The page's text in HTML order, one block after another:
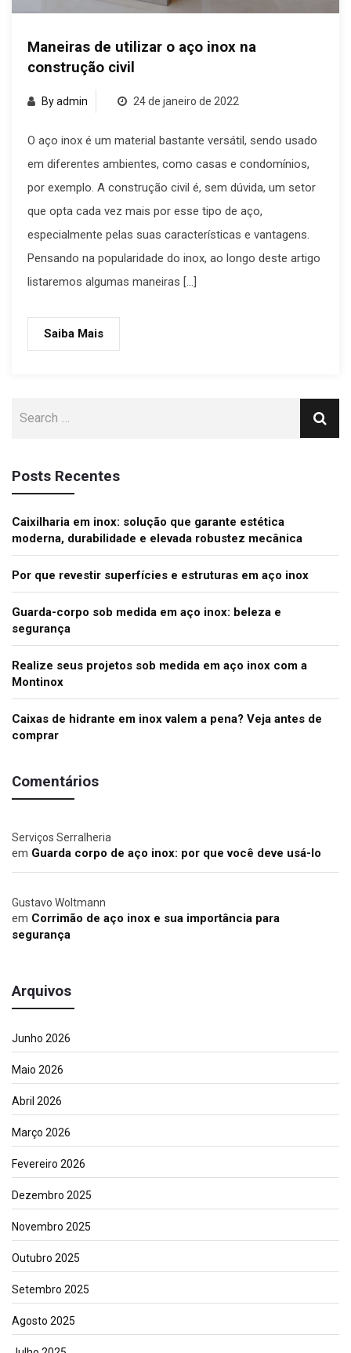
Maneiras de utilizar o aço inox na
construção civil
By admin 24 de janeiro de 2022
O aço inox é um material bastante versátil, sendo usado
em diferentes ambientes, como casas e condomínios,
por exemplo. A construção civil é, sem dúvida, um setor
que opta cada vez mais por esse tipo de aço,
especialmente pelas suas características e vantagens.
Pensando na popularidade do inox, ao longo deste artigo
listaremos algumas maneiras […]
Saiba Mais
Posts Recentes
Caixilharia em inox: solução que garante estética
moderna, durabilidade e elevada robustez mecânica
Por que revestir superfícies e estruturas em aço inox
Guarda-corpo sob medida em aço inox: beleza e
segurança
Realize seus projetos sob medida em aço inox com a
Montinox
Caixas de hidrante em inox valem a pena? Veja antes de
comprar
Comentários
Serviços Serralheria
em Guarda corpo de aço inox: por que você deve usá-lo
Gustavo Woltmann
em Corrimão de aço inox e sua importância para
segurança
Arquivos
Junho 2026
Maio 2026
Abril 2026
Março 2026
Fevereiro 2026
Dezembro 2025
Novembro 2025
Outubro 2025
Setembro 2025
Agosto 2025